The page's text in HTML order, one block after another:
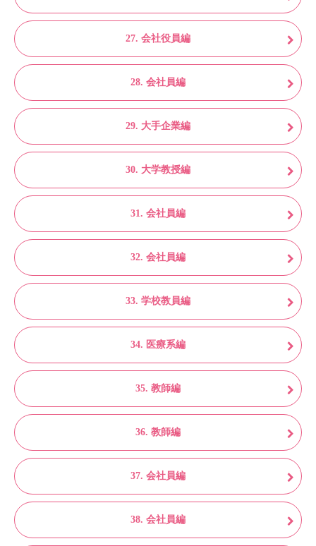
27. 会社役員編
28. 会社員編
29. 大手企業編
30. 大学教授編
31. 会社員編
32. 会社員編
33. 学校教員編
34. 医療系編
35. 教師編
36. 教師編
37. 会社員編
38. 会社員編